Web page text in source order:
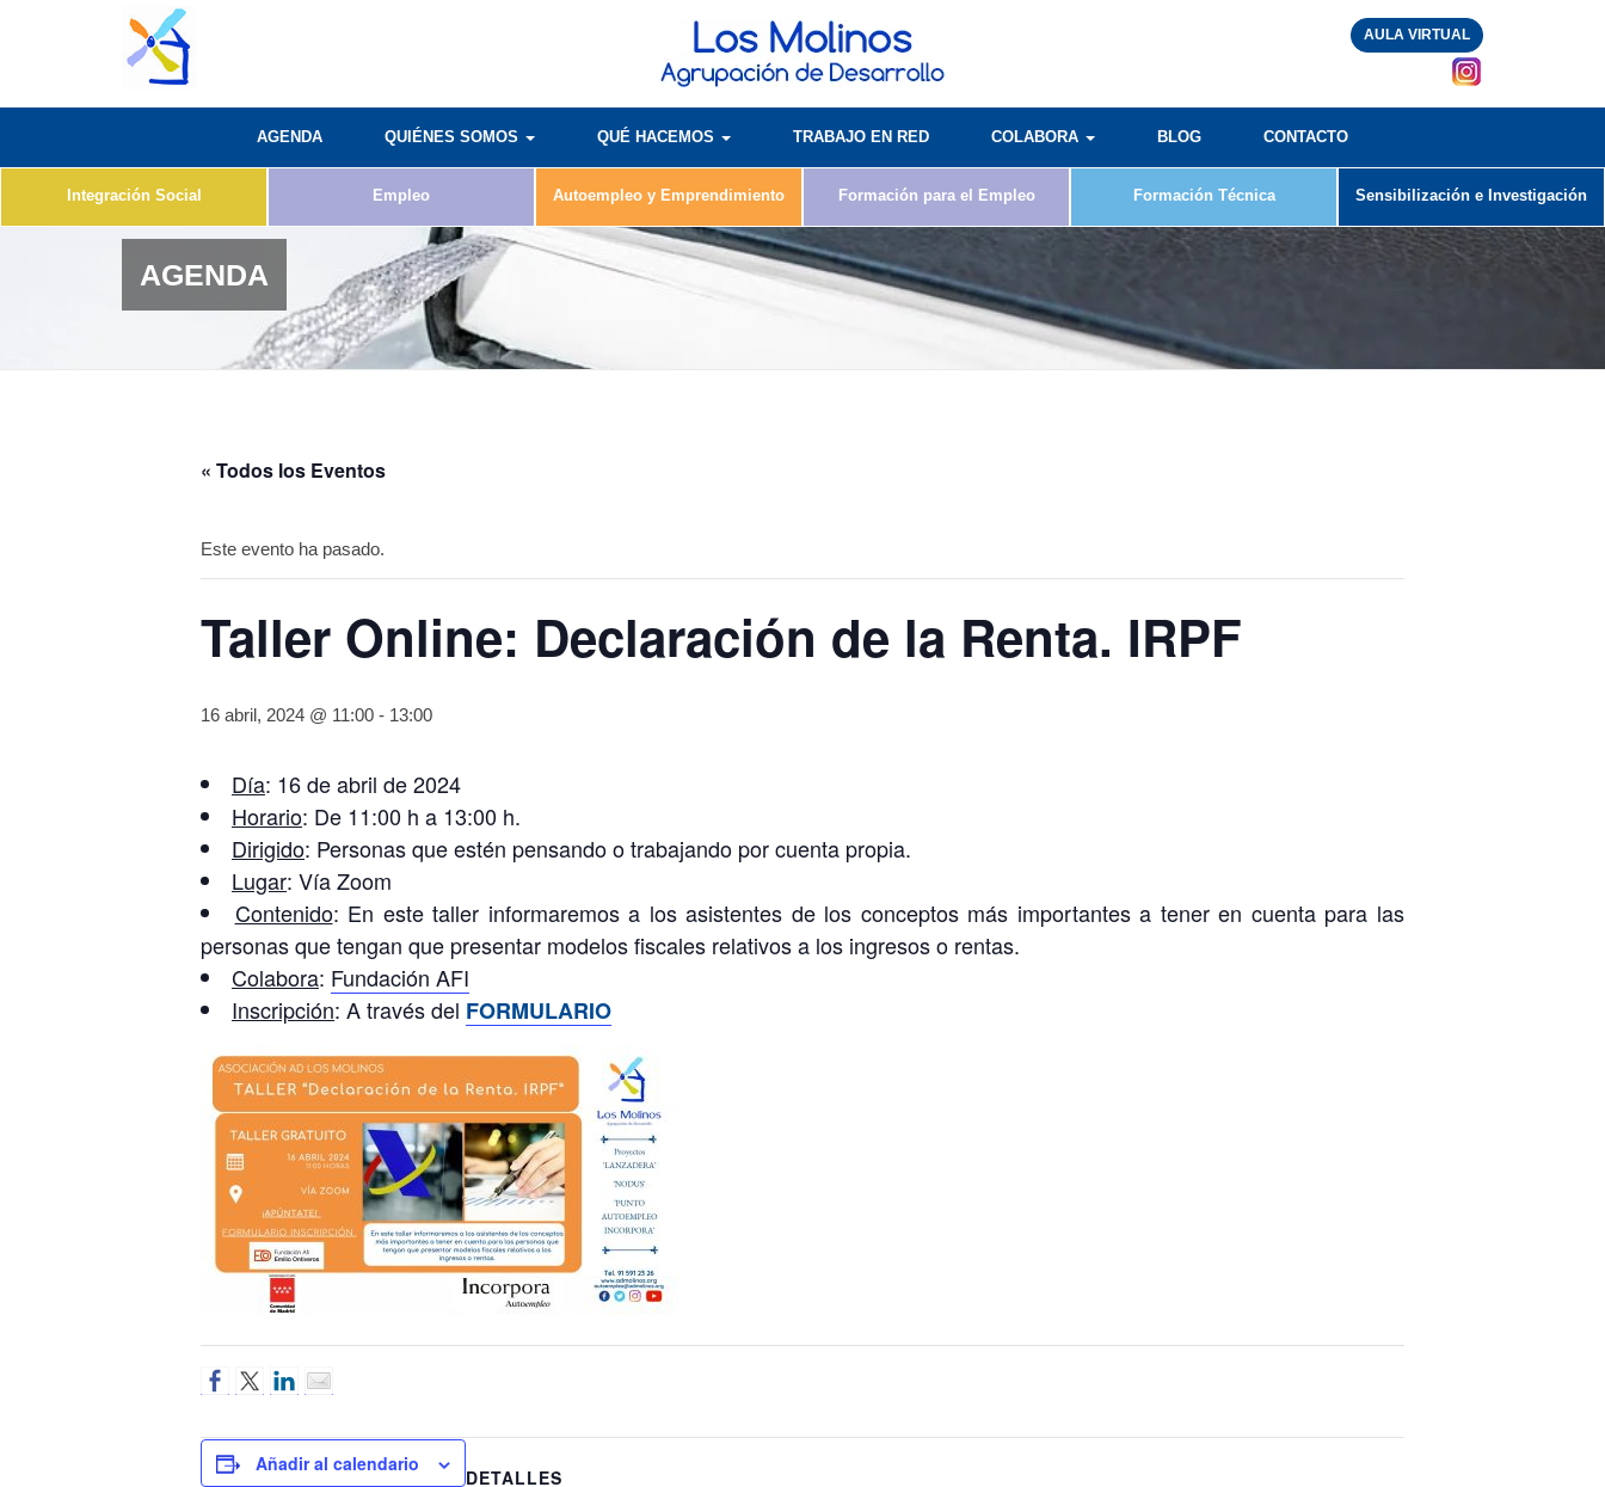
AULA VIRTUAL
AGENDA QUIÉNES SOMOS QUÉ HACEMOS TRABAJO EN RED COLABORA BLOG CONTACTO
Integración Social Empleo Autoempleo y Emprendimiento Formación para el Empleo Formación Técnica Sensibilización e Investigación
AGENDA
« Todos los Eventos
Este evento ha pasado.
Taller Online: Declaración de la Renta. IRPF
16 abril, 2024 @ 11:00 - 13:00
Día: 16 de abril de 2024
Horario: De 11:00 h a 13:00 h.
Dirigido: Personas que estén pensando o trabajando por cuenta propia.
Lugar: Vía Zoom
Contenido: En este taller informaremos a los asistentes de los conceptos más importantes a tener en cuenta para las
personas que tengan que presentar modelos fiscales relativos a los ingresos o rentas.
Colabora: Fundación AFI
Inscripción: A través del FORMULARIO
Añadir al calendario
DETALLES